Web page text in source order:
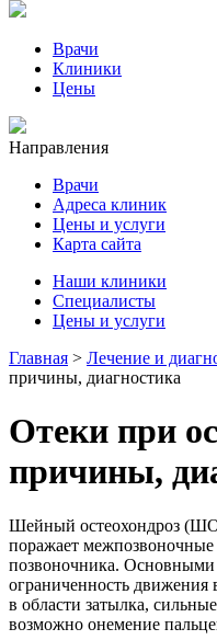
Врачи
Клиники
Цены
Направления
Врачи
Адреса клиник
Цены и услуги
Карта сайта
Наши клиники
Специалисты
Цены и услуги
Главная > Лечение и
причины, диагностика
Отеки при
причины,
Шейный остеохондроз
поражает межпозвоночные
позвоночника.
ограниченность
в области затылка,
возможно онемение